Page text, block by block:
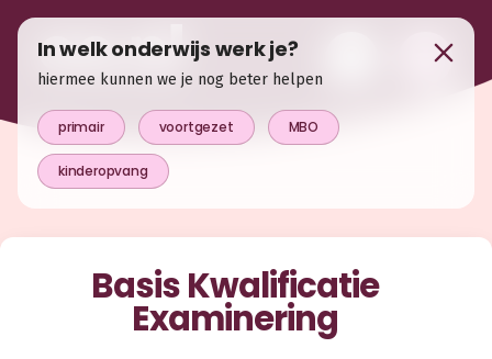
Basis Kwalificatie
Examinering
In welk onderwijs werk je?
hiermee kunnen we je nog beter helpen
primair voortgezet MBO
kinderopvang